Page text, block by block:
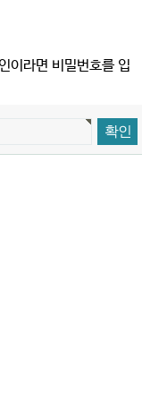
이라면 비밀번호를 입